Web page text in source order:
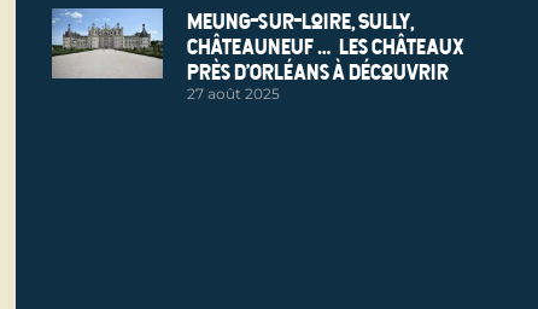
Meung-sur-Loire, Sully,
Châteauneuf… Les châteaux
près d’Orléans à découvrir
27 août 2025